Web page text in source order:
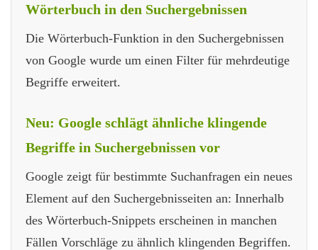
Wörterbuch in den Suchergebnissen
Die Wörterbuch-Funktion in den Suchergebnissen
von Google wurde um einen Filter für mehrdeutige
Begriffe erweitert.
Neu: Google schlägt ähnliche klingende
Begriffe in Suchergebnissen vor
Google zeigt für bestimmte Suchanfragen ein neues
Element auf den Suchergebnisseiten an: Innerhalb
des Wörterbuch-Snippets erscheinen in manchen
Fällen Vorschläge zu ähnlich klingenden Begriffen.